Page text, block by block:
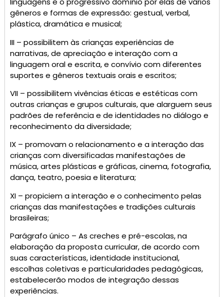
gêneros e formas de expressão: gestual, verbal,
plástica, dramática e musical;
III – possibilitem às crianças experiências de
narrativas, de apreciação e interação com a
linguagem oral e escrita, e convívio com diferentes
suportes e gêneros textuais orais e escritos;
VII – possibilitem vivências éticas e estéticas com
outras crianças e grupos culturais, que alarguem seus
padrões de referência e de identidades no diálogo e
reconhecimento da diversidade;
IX – promovam o relacionamento e a interação das
crianças com diversificadas manifestações de
música, artes plásticas e gráficas, cinema, fotografia,
dança, teatro, poesia e literatura;
XI – propiciem a interação e o conhecimento pelas
crianças das manifestações e tradições culturais
brasileiras;
Parágrafo único – As creches e pré-escolas, na
elaboração da proposta curricular, de acordo com
suas características, identidade institucional,
escolhas coletivas e particularidades pedagógicas,
estabelecerão modos de integração dessas
experiências.